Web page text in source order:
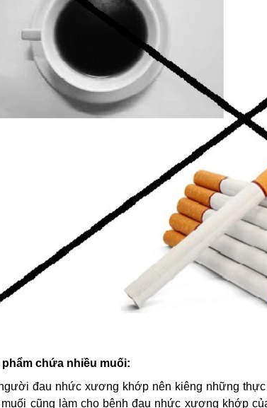
chứa nhiều muối:
đau nhức xương khớp nên kiêng những
cũng làm cho bệnh đau nhức xương khớp